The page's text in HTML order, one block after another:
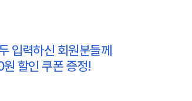
입력하신 회원분들께
할인 쿠폰 증정!